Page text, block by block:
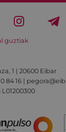
guztiak
1 | 20600 Eibar
84 16 |
L01200300